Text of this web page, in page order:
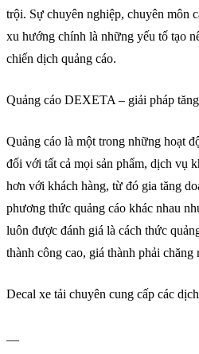
trội. Sự chuyên nghiệp, chuyên môn
xu hướng chính là những yếu tố tạo
chiến dịch quảng cáo.
Quảng cáo DEXETA – giải pháp
Quảng cáo là một trong những hoạt
đối với tất cả mọi sản phẩm, dịch vụ
hơn với khách hàng, từ đó gia tăng
phương thức quảng cáo khác nhau
luôn được đánh giá là cách thức
thành công cao, giá thành phải chăng
Decal xe tải chuyên cung cấp các